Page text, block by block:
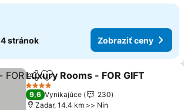
4 stránok Zobraziť ceny
ZdieľaťPridať do obľúbených
Luxury Rooms - FOR GIFT
4 Počet hviezdičiek
9,6 Vynikajúce
230
Zadar, 14.4 km >> Nin